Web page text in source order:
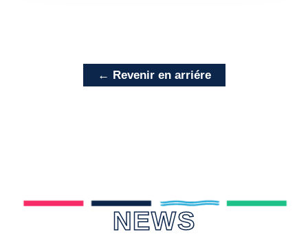
← Revenir en arriére
NEWS